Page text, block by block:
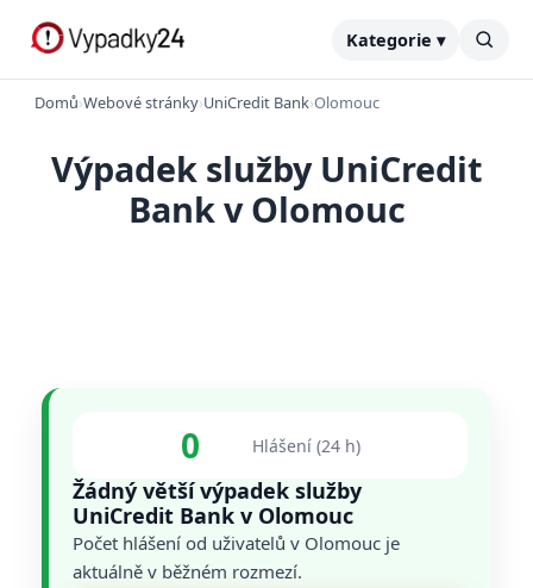
Kategorie ▾
Domů›Webové stránky›UniCredit Bank›Olomouc
Výpadek služby UniCredit
Bank v Olomouc
0 Hlášení (24 h)
Žádný větší výpadek služby
UniCredit Bank v Olomouc
Počet hlášení od uživatelů v Olomouc je
aktuálně v běžném rozmezí.